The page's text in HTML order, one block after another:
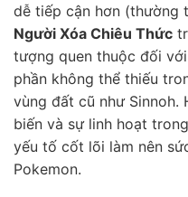
dễ tiếp cận hơn (thường
Người Xóa Chiêu Thức
tượng quen thuộc đối
phần không thể thiếu
vùng đất cũ như Sinnoh.
biến và sự linh hoạt
yếu tố cốt lõi làm nên
Pokemon.